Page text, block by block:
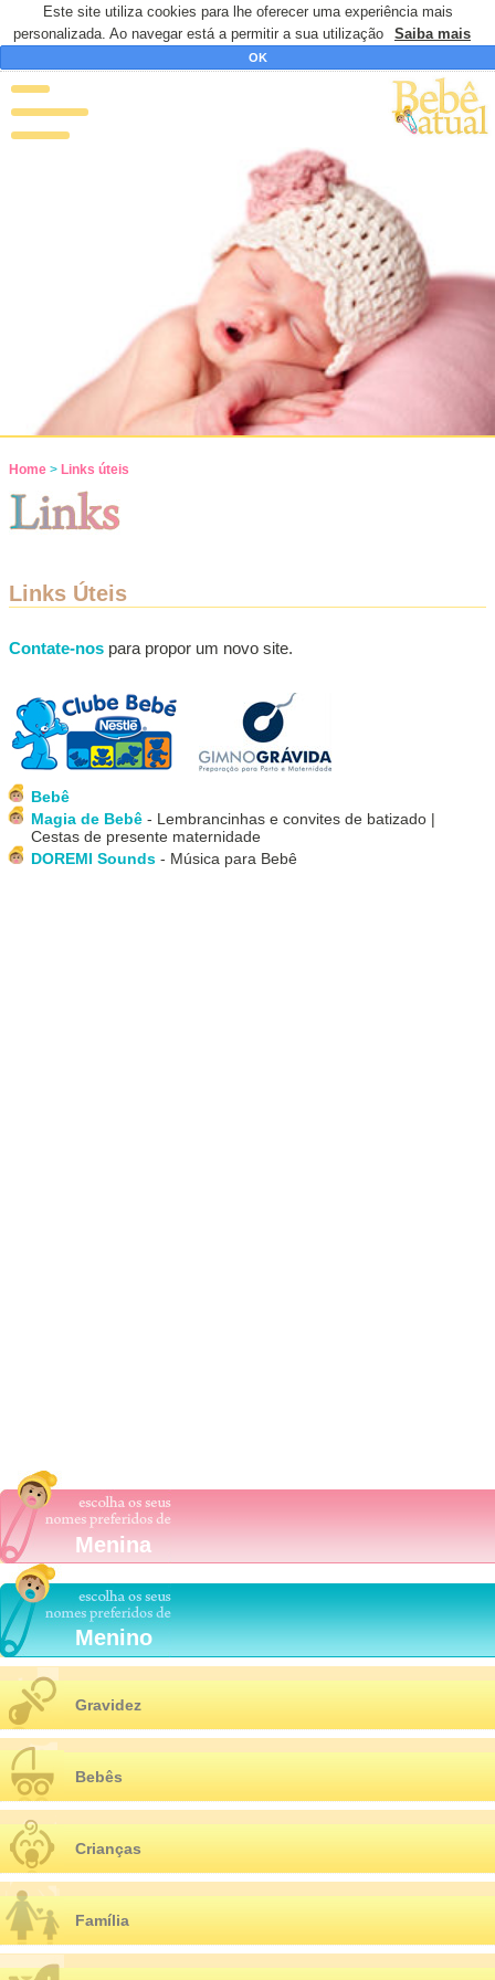
Este site utiliza cookies para lhe oferecer uma experiência mais
personalizada. Ao navegar está a permitir a sua utilização
Saiba mais
OK
Home > Links úteis
Links Úteis
Contate-nos para propor um novo site.
Bebê
Magia de Bebê - Lembrancinhas e convites de batizado |
Cestas de presente maternidade
DOREMI Sounds - Música para Bebê
Menina
Menino
Gravidez
Bebês
Crianças
Família